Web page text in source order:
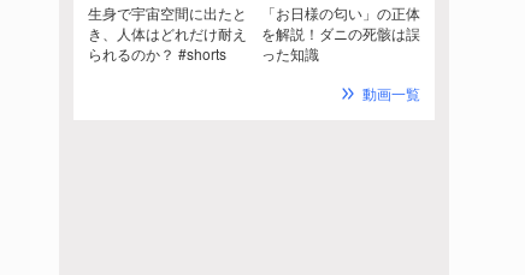
生身で宇宙空間に出たと
き、人体はどれだけ耐え
られるのか？ #shorts
「お日様の匂い」の正体
を解説！ダニの死骸は誤
った知識
動画一覧